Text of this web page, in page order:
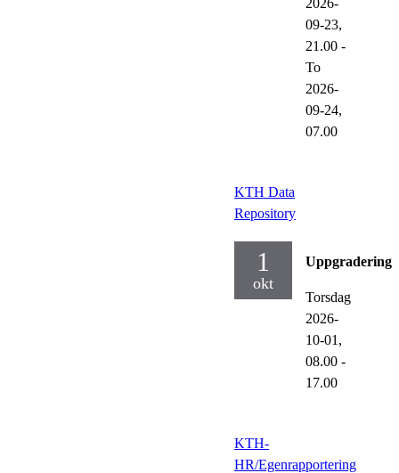
09-23,
21.00 -
To
2026-
09-24,
07.00
KTH Data
Repository
1
okt
Torsdag
2026-
10-01,
08.00 -
17.00
KTH-
HR/Egenrapportering